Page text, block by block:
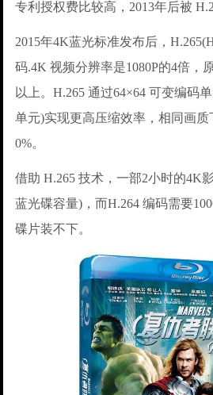
专利授权费比较高，2013年后被
2015年4K蓝光标准发布后，
码.4K 视频分辨率是1080P的4倍，
以上。H.265 通过64×64 可变编码
单元)实现更高压缩效率，相同画质
0%。
借助 H.265 技术，一部2小时的4K
蓝光碟容量)，而H.264 编码需要
碟片装不下。